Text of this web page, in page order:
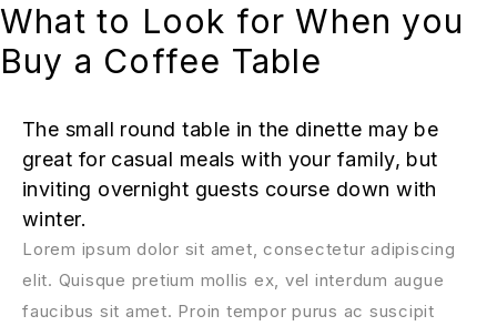
What to Look for When you
Buy a Coffee Table
The small round table in the dinette may be
great for casual meals with your family, but
inviting overnight guests course down with
winter.
Lorem ipsum dolor sit amet, consectetur adipiscing
elit. Quisque pretium mollis ex, vel interdum augue
faucibus sit amet. Proin tempor purus ac suscipit